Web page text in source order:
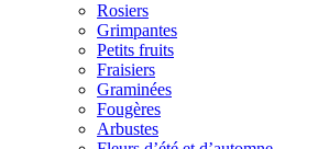
Rosiers
Grimpantes
Petits fruits
Fraisiers
Graminées
Fougères
Arbustes